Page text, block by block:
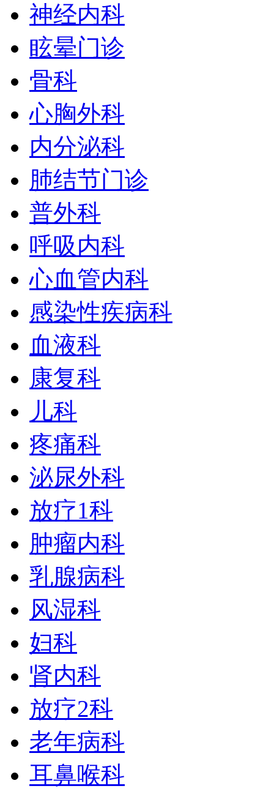
神经内科
眩晕门诊
骨科
心胸外科
内分泌科
肺结节门诊
普外科
呼吸内科
心血管内科
感染性疾病科
血液科
康复科
儿科
疼痛科
泌尿外科
放疗1科
肿瘤内科
乳腺病科
风湿科
妇科
肾内科
放疗2科
老年病科
耳鼻喉科